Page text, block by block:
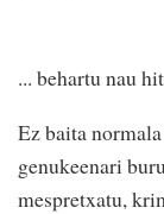
... behartu nau
Ez baita
genukeenari
mespretxatu,